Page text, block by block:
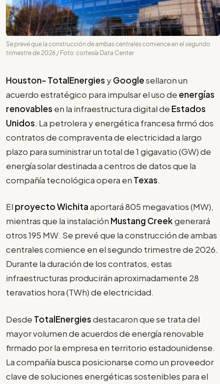
Se prevé que la construcción de ambas centrales comience en el segundo
trimestre de 2026 / Foto: cortesía Data Center
Houston- TotalEnergies yGooglesellaron un
acuerdo estratégico para impulsar el uso de energías
renovables en la infraestructura digital de Estados
Unidos. La petrolera y energética francesa firmó dos
contratos de compraventa de electricidad a largo
plazo para suministrar un total de 1 gigavatio (GW) de
energía solar destinada a centros de datos que la
compañía tecnológica opera en Texas.
El proyecto Wichitaaportará 805 megavatios (MW),
mientras que la instalación Mustang Creekgenerará
otros 195 MW. Se prevé que la construcción de ambas
centrales comience en el segundo trimestre de 2026.
Durante la duración de los contratos, estas
infraestructuras producirán aproximadamente 28
teravatios hora (TWh) de electricidad.
Desde TotalEnergiesdestacaron que se trata del
mayor volumen de acuerdos de energía renovable
firmado por la empresa en territorio estadounidense.
La compañía busca posicionarse como un proveedor
clave de soluciones energéticas sostenibles para el